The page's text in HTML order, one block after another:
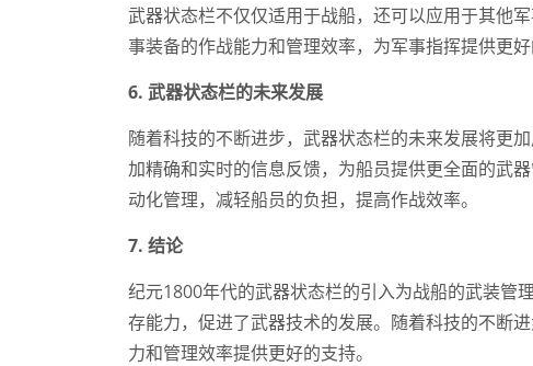
武器状态栏不仅仅适用于战船，还可以应用于其他
事装备的作战能力和管理效率，为军事指挥提供更好
6. 武器状态栏的未来发展
随着科技的不断进步，武器状态栏的未来发展将更
加精确和实时的信息反馈，为船员提供更全面的武
动化管理，减轻船员的负担，提高作战效率。
7. 结论
纪元1800年代的武器状态栏的引入为战船的武装管
存能力，促进了武器技术的发展。随着科技的不断
力和管理效率提供更好的支持。